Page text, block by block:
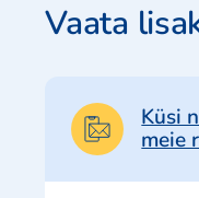
Vaata
Küsi
meie